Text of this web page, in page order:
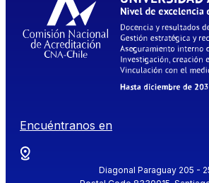
Encuéntranos en
Diagonal Paraguay 205 -